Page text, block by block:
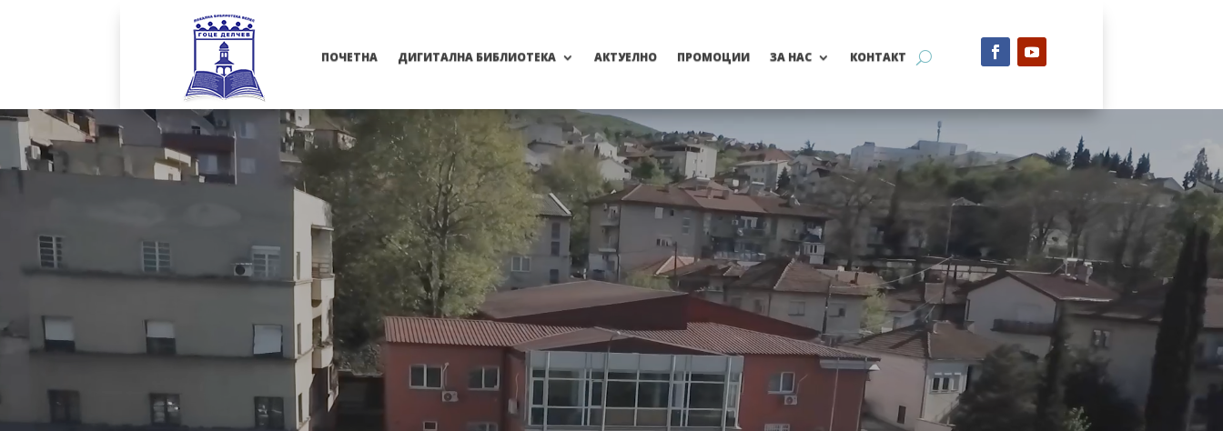
ПОЧЕТНА ДИГИТАЛНА БИБЛИОТЕКА АКТУЕЛНО ПРОМОЦИИ ЗА НАС КОНТАКТ
Video
Player